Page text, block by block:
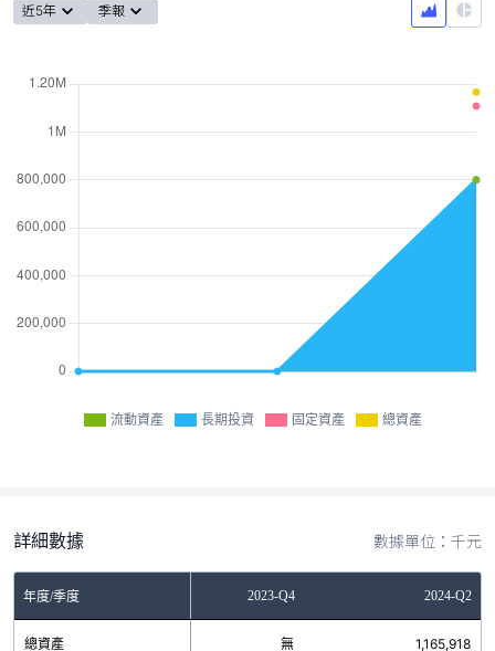
近5年 季報
流動資產 長期投資 固定資產 總資產
詳細數據 數據單位：千元
年度/季度2023-Q2 2023-Q4 2024-Q2
總資產 無 1,165,918